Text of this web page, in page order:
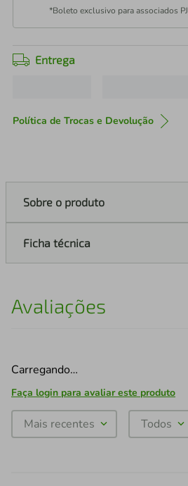
*Boleto exclusivo para associados PJ
Entrega
Política de Trocas e Devolução
Sobre o produto
Ficha técnica
Avaliações
Carregando…
Faça login para avaliar este produto
Mais recentes Todos